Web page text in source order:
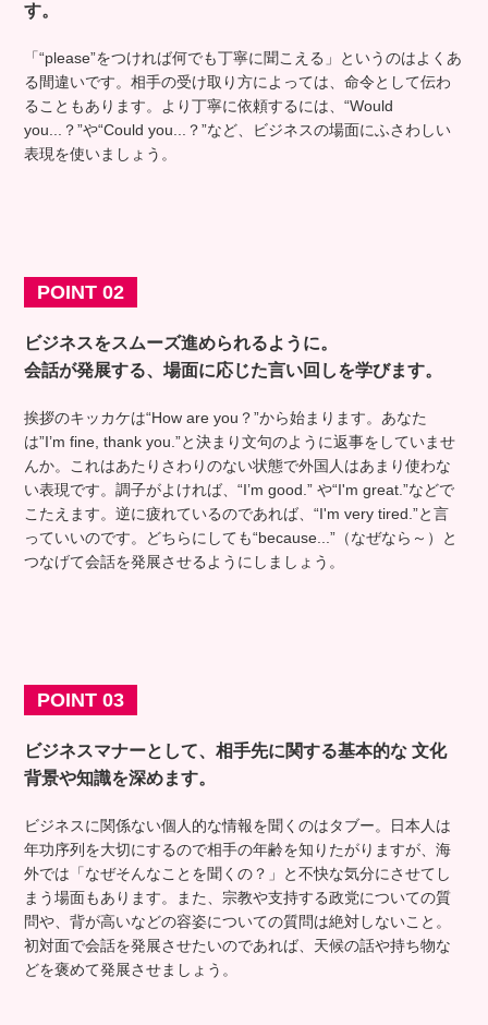
す。
「“please”をつければ何でも丁寧に聞こえる」というのはよくあ
る間違いです。相手の受け取り方によっては、命令として伝わ
ることもあります。より丁寧に依頼するには、“Would
you...？”や“Could you...？”など、ビジネスの場面にふさわしい
表現を使いましょう。
POINT 02
ビジネスをスムーズ進められるように。
会話が発展する、場面に応じた言い回しを学びます。
挨拶のキッカケは“How are you？”から始まります。あなた
は”I’m fine, thank you.”と決まり文句のように返事をしていませ
んか。これはあたりさわりのない状態で外国人はあまり使わな
い表現です。調子がよければ、“I’m good.” や“I'm great.”などで
こたえます。逆に疲れているのであれば、“I'm very tired.”と言
っていいのです。どちらにしても“because...”（なぜなら～）と
つなげて会話を発展させるようにしましょう。
POINT 03
ビジネスマナーとして、相手先に関する基本的な 文化
背景や知識を深めます。
ビジネスに関係ない個人的な情報を聞くのはタブー。日本人は
年功序列を大切にするので相手の年齢を知りたがりますが、海
外では「なぜそんなことを聞くの？」と不快な気分にさせてし
まう場面もあります。また、宗教や支持する政党についての質
問や、背が高いなどの容姿についての質問は絶対しないこと。
初対面で会話を発展させたいのであれば、天候の話や持ち物な
どを褒めて発展させましょう。